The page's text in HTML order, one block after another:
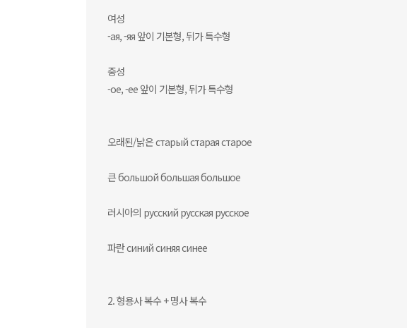
여성
-ая, -яя 앞이 기본형, 뒤가 특수형
중성
-ое, -ее 앞이 기본형, 뒤가 특수형
오래된/낡은 старый старая старое
큰 большой большая большое
러시아의 русский русская русское
파란 синий синяя синее
2. 형용사 복수 + 명사 복수